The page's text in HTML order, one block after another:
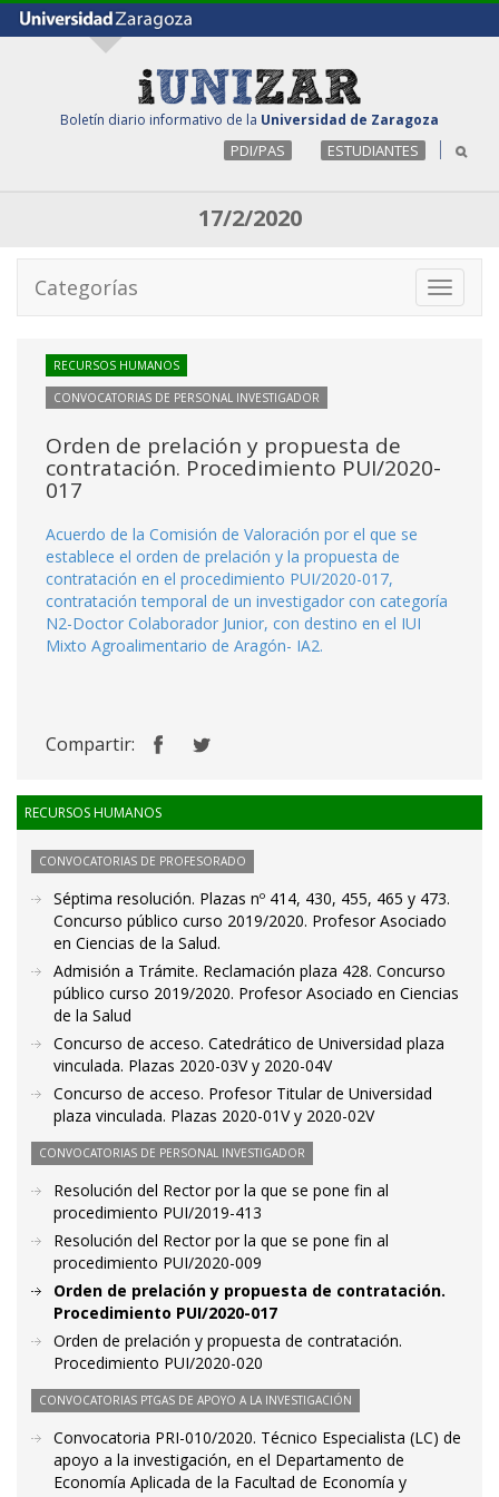
Boletín diario informativo de la Universidad de Zaragoza
PDI/PAS ESTUDIANTES
17/2/2020
Toggle
Categorías
RECURSOS HUMANOS
CONVOCATORIAS DE PERSONAL INVESTIGADOR
Orden de prelación y propuesta de
contratación. Procedimiento PUI/2020-
017
Acuerdo de la Comisión de Valoración por el que se
establece el orden de prelación y la propuesta de
contratación en el procedimiento PUI/2020-017,
contratación temporal de un investigador con categoría
N2-Doctor Colaborador Junior, con destino en el IUI
Mixto Agroalimentario de Aragón- IA2.
Compartir:
RECURSOS HUMANOS
CONVOCATORIAS DE PROFESORADO
Séptima resolución. Plazas nº 414, 430, 455, 465 y 473.
Concurso público curso 2019/2020. Profesor Asociado
en Ciencias de la Salud.
Admisión a Trámite. Reclamación plaza 428. Concurso
público curso 2019/2020. Profesor Asociado en Ciencias
de la Salud
Concurso de acceso. Catedrático de Universidad plaza
vinculada. Plazas 2020-03V y 2020-04V
Concurso de acceso. Profesor Titular de Universidad
plaza vinculada. Plazas 2020-01V y 2020-02V
CONVOCATORIAS DE PERSONAL INVESTIGADOR
Resolución del Rector por la que se pone fin al
procedimiento PUI/2019-413
Resolución del Rector por la que se pone fin al
procedimiento PUI/2020-009
Orden de prelación y propuesta de contratación.
Procedimiento PUI/2020-017
Orden de prelación y propuesta de contratación.
Procedimiento PUI/2020-020
CONVOCATORIAS PTGAS DE APOYO A LA INVESTIGACIÓN
Convocatoria PRI-010/2020. Técnico Especialista (LC) de
apoyo a la investigación, en el Departamento de
Economía Aplicada de la Facultad de Economía y